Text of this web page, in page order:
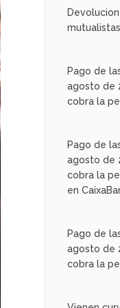
Pago de
agosto de
cobra la
Pago de
agosto de
cobra la
en
Pago de
agosto de
cobra la